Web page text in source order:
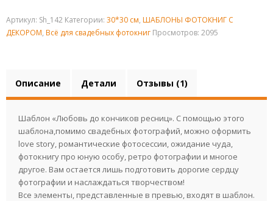
Артикул: Sh_142 Категории: 30*30 см, ШАБЛОНЫ ФОТОКНИГ С
ДЕКОРОМ, Всё для свадебных фотокниг Просмотров: 2095
Описание Детали Отзывы (1)
Шаблон «Любовь до кончиков ресниц». С помощью этого
шаблона,помимо свадебных фотографий, можно оформить
love story, романтические фотосессии, ожидание чуда,
фотокнигу про юную особу, ретро фотографии и многое
другое. Вам остается лишь подготовить дорогие сердцу
фотографии и наслаждаться творчеством!
Все элементы, представленные в превью, входят в шаблон.